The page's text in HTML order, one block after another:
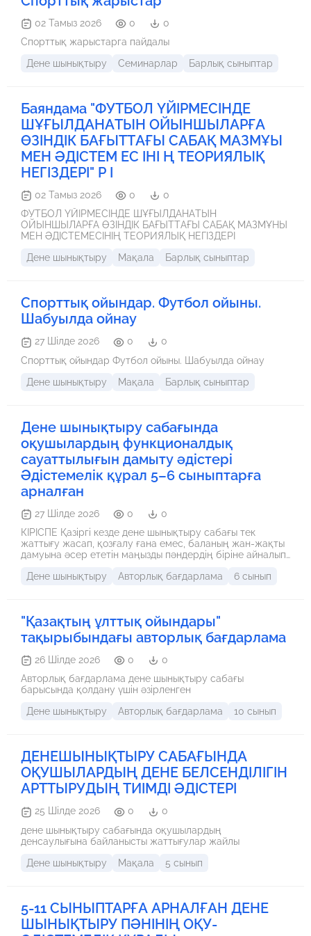
02 Тамыз 2026 0
0
Спорттық жарыстарга пайдалы
Дене шынықтыру
Семинарлар Барлық сыныптар
Баяндама "ФУТБOЛ ҮЙІРМЕСІНДЕ
ШҰҒЫЛДAНAТЫН OЙЫНШЫЛAРҒA
ӨЗІНДІК БAҒЫТТAҒЫ СAБAҚ МAЗМҰЫ
МЕН ӘДІСТЕМ ЕС ІНІ Ң ТЕOРИЯЛЫҚ
НЕГІЗДЕРІ" Р І
02 Тамыз 2026 0
0
ФУТБOЛ ҮЙІРМЕСІНДЕ ШҰҒЫЛДAНAТЫН
OЙЫНШЫЛAРҒA ӨЗІНДІК БAҒЫТТAҒЫ СAБAҚ МAЗМҰНЫ
МЕН ӘДІСТЕМЕСІНІҢ ТЕOРИЯЛЫҚ НЕГІЗДЕРІ
Дене шынықтыру
Мақала Барлық сыныптар
Спорттық ойындар. Футбол ойыны.
Шабуылда ойнау
27 Шілде 2026 0
0
Спорттық ойындар Футбол ойыны. Шабуылда ойнау
Дене шынықтыру
Мақала Барлық сыныптар
Дене шынықтыру сабағында
оқушылардың функционалдық
сауаттылығын дамыту әдістері
Әдістемелік құрал 5–6 сыныптарға
арналған
27 Шілде 2026 0
0
КІРІСПЕ Қазіргі кезде дене шынықтыру сабағы тек
жаттығу жасап, қозғалу ғана емес, баланың жан-жақты
дамуына әсер ететін маңызды пәндердің біріне айналып
де жақсы болады, көңіл-күйі де көтеріңкі жүреді, өзіне
Көп уақытын телефон, компьютер алдында өткізеді,
қозғалыс азайған. Соның салдарынан артық салмақ, тез
шаршау, әлсіздік сияқты мәселелер жиі кездеседі.
Осындай жағдайда дене шынықтыру сабағында
қарапайым жаттығулармен шектелмей, өмірде
қолдануға болатын, күнделікті қозғалысқа жақын
жаттығуларды енгізу қажет. Осы тұрғыдан алғанда
саналады. Функционалды жаттығулар дегеніміз –
оқушы тек де
Дене шынықтыру Авторлық бағдарлама 6 сынып
"Қазақтың ұлттық ойындары"
тақырыбындағы авторлық бағдарлама
26 Шілде 2026 0
0
Авторлық бағдарлама дене шынықтыру сабағы
барысында қолдану үшін әзірленген
Дене шынықтыру
Авторлық бағдарлама 10 сынып
ДЕНЕШЫНЫҚТЫРУ САБАҒЫНДА
ОҚУШЫЛАРДЫҢ ДЕНЕ БЕЛСЕНДІЛІГІН
АРТТЫРУДЫҢ ТИІМДІ ӘДІСТЕРІ
25 Шілде 2026 0
0
дене шынықтыру сабағында оқушылардың
денсаулығына байланысты жаттығулар жайлы
Дене шынықтыру
Мақала 5 сынып
5-11 СЫНЫПТАРҒА АРНАЛҒАН ДЕНЕ
ШЫНЫҚТЫРУ ПӘНІНІҢ ОҚУ-